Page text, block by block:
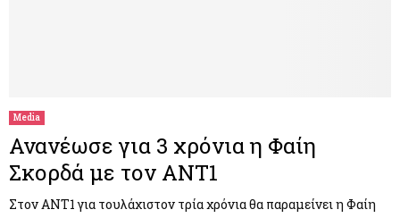
Media
Ανανέωσε για 3 χρόνια η Φαίη
Σκορδά με τον ΑΝΤ1
Στον ΑΝΤ1 για τουλάχιστον τρία χρόνια θα παραμείνει η Φαίη